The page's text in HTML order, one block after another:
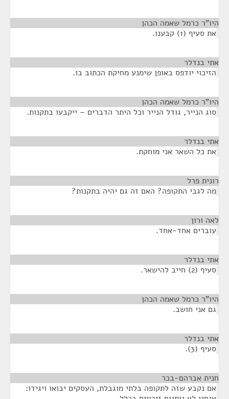
היו"ר כרמל שאמה הכהן
את סעיף (1) קבענו.
אתי בנדלר
הזיכוי יודפס באופן שימנע מחיקת הכתוב בו.
היו"ר כרמל שאמה הכהן
סוג הנייר, גודל הנייר וכל היתר הדברים – ייקבעו בתקנות.
אתי בנדלר
את כל השאר אני מוחקת.
רונית פרל
מה לגבי התקופה? האם זה גם יהיה בתקנות?
לאה ורון
עוברים אחד-אחד.
אתי בנדלר
סעיף (2) חייב להישאר.
היו"ר כרמל שאמה הכהן
גם אני חושב.
אתי בנדלר
סעיף (3).
חנית אברהם-בכר
אם נקבע שזה לתקופה בלתי מוגבלת, העסקים יבואו ויגידו: